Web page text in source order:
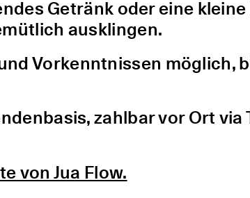
Getränk oder eine
ausklingen.
Vorkenntnissen möglich,
zahlbar vor Ort via
von Jua Flow.